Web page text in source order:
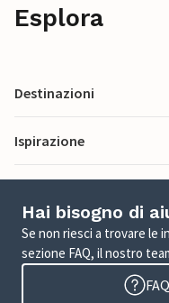
Esplora
Destinazioni
Ispirazione
Hai bisogno di
Se non riesci a trovare le
sezione FAQ, il nostro